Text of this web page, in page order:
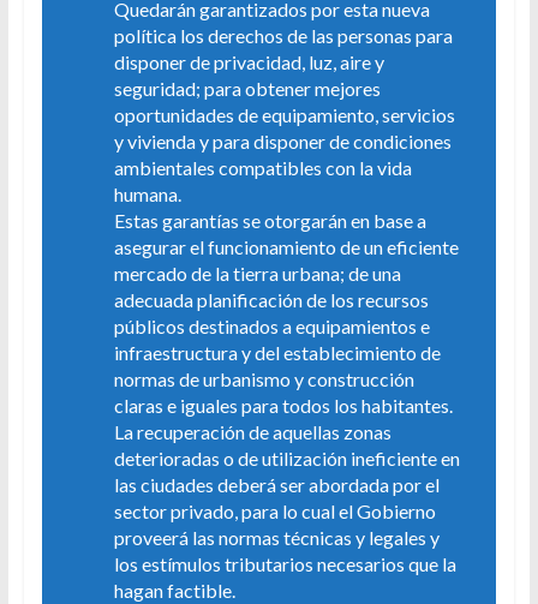
Quedarán garantizados por esta nueva
política los derechos de las personas para
disponer de privacidad, luz, aire y
seguridad; para obtener mejores
oportunidades de equipamiento, servicios
y vivienda y para disponer de condiciones
ambientales compatibles con la vida
humana.
Estas garantías se otorgarán en base a
asegurar el funcionamiento de un eficiente
mercado de la tierra urbana; de una
adecuada planificación de los recursos
públicos destinados a equipamientos e
infraestructura y del establecimiento de
normas de urbanismo y construcción
claras e iguales para todos los habitantes.
La recuperación de aquellas zonas
deterioradas o de utilización ineficiente en
las ciudades deberá ser abordada por el
sector privado, para lo cual el Gobierno
proveerá las normas técnicas y legales y
los estímulos tributarios necesarios que la
hagan factible.